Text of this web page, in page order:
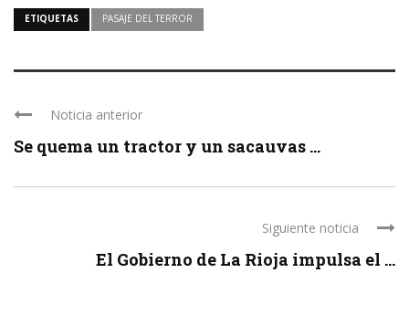
ETIQUETAS PASAJE DEL TERROR
Noticia anterior
Se quema un tractor y un sacauvas ...
Siguiente noticia
El Gobierno de La Rioja impulsa el ...